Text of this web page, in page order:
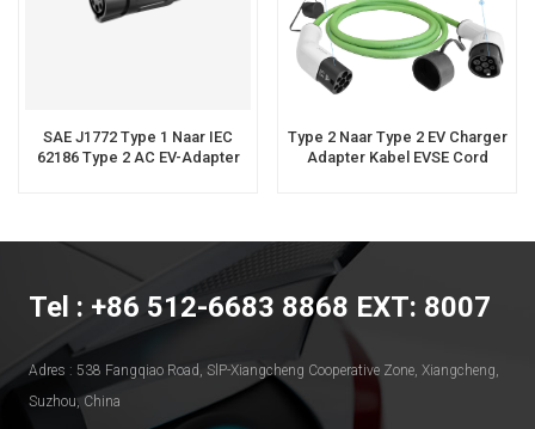
SAE J1772 Type 1 Naar IEC
62186 Type 2 AC EV-Adapter
Type 2 Naar Type 2 EV Charger
Adapter Kabel EVSE Cord
Tel : +86 512-6683 8868 EXT: 8007
Adres : 538 Fangqiao Road, SlP-Xiangcheng Cooperative Zone, Xiangcheng,
Suzhou, China